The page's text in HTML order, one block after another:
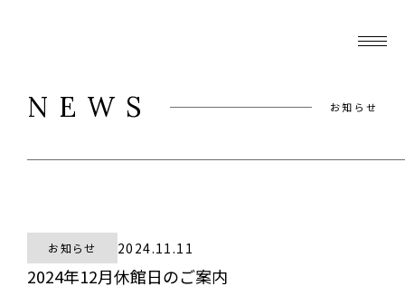
NEWS お知らせ
お知らせ 2024.11.11
2024年12月休館日のご案内